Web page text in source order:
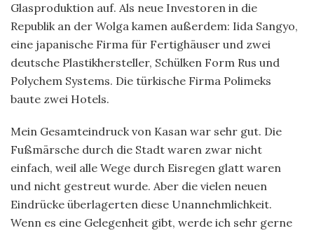
Glasproduktion auf. Als neue Investoren in die
Republik an der Wolga kamen außerdem: Iida Sangyo,
eine japanische Firma für Fertighäuser und zwei
deutsche Plastikhersteller, Schülken Form Rus und
Polychem Systems. Die türkische Firma Polimeks
baute zwei Hotels.
Mein Gesamteindruck von Kasan war sehr gut. Die
Fußmärsche durch die Stadt waren zwar nicht
einfach, weil alle Wege durch Eisregen glatt waren
und nicht gestreut wurde. Aber die vielen neuen
Eindrücke überlagerten diese Unannehmlichkeit.
Wenn es eine Gelegenheit gibt, werde ich sehr gerne